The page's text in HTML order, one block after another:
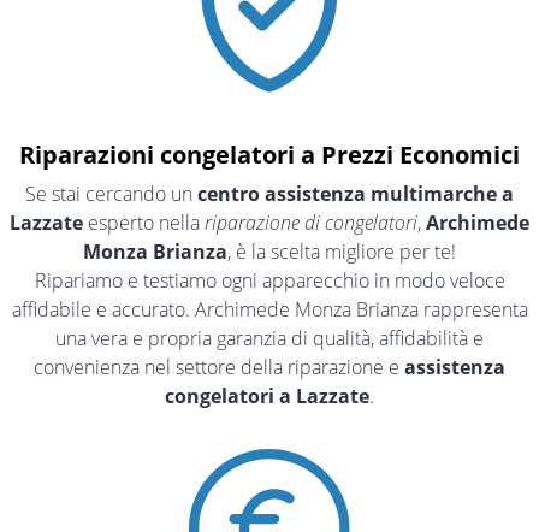
Riparazioni congelatori a Prezzi Economici
Se stai cercando un centro assistenza multimarche a
Lazzate esperto nellariparazione di congelatori,Archimede
Monza Brianza, è la scelta migliore per te!
Ripariamo e testiamo ogni apparecchio in modo veloce
affidabile e accurato. Archimede Monza Brianza rappresenta
una vera e propria garanzia di qualità, affidabilità e
convenienza nel settore della riparazione e assistenza
congelatori a Lazzate.